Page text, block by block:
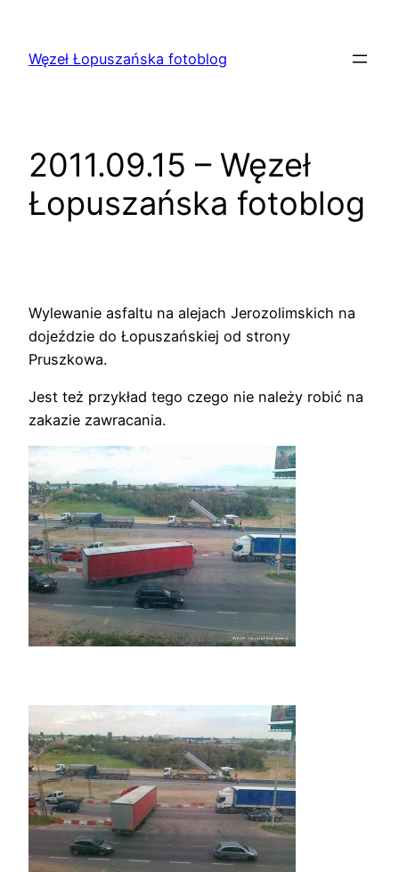
treściWęzeł Łopuszańska fotoblog
2011.09.15 – Węzeł
Łopuszańska fotoblog
Wylewanie asfaltu na alejach Jerozolimskich na
dojeździe do Łopuszańskiej od strony
Pruszkowa.
Jest też przykład tego czego nie należy robić na
zakazie zawracania.